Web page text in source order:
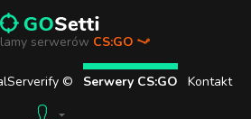
serwerów CS:GO
© Serwery CS:GO Kontakt